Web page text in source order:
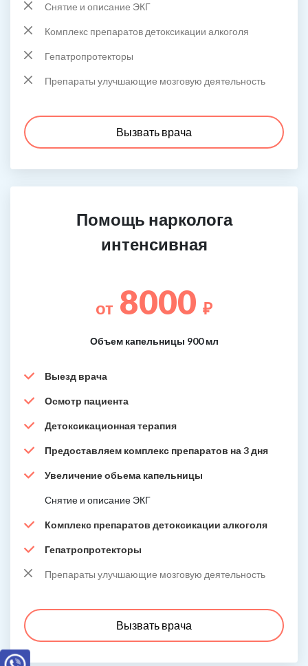
Снятие и описание ЭКГ
Комплекс препаратов детоксикации алкоголя
Гепатропротекторы
Препараты улучшающие мозговую деятельность
Вызвать врача
Помощь нарколога
интенсивная
от 8000 ₽
Объем капельницы 900 мл
Выезд врача
Осмотр пациента
Детоксикационная терапия
Предоставляем комплекс препаратов на 3 дня
Увеличение обьема капельницы
Снятие и описание ЭКГ
Комплекс препаратов детоксикации алкоголя
Гепатропротекторы
Препараты улучшающие мозговую деятельность
Вызвать врача